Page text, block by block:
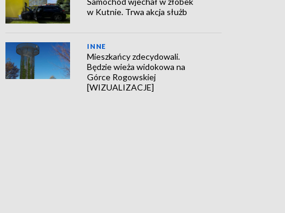
w Kutnie. Trwa akcja służb
INNE
Mieszkańcy zdecydowali.
Będzie wieża widokowa na
Górce Rogowskiej
[WIZUALIZACJE]